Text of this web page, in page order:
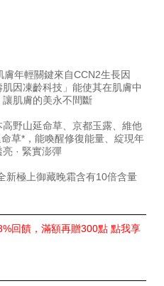
年輕關鍵來自CCN2生長因
因凍齡科技」能使其在肌膚中
肌膚的美永不間斷
高野山延命草、京都玉露、維他
草*，能喚醒修復能量、綻現年
· 緊實澎彈
新極上御藏晚霜含有10倍含量
回饋，滿額再贈300點 點我享